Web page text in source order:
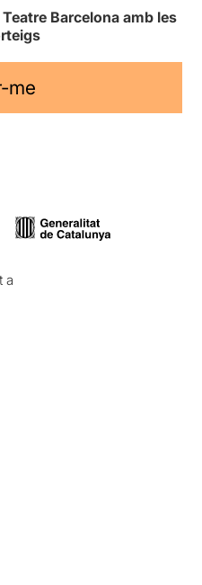
Barcelona amb les
me
a